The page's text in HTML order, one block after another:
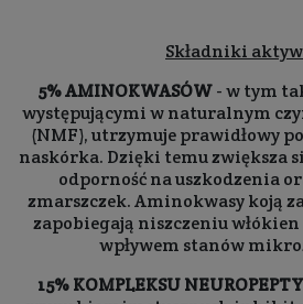
Składniki
5% AMINOKWASÓW- w tym
występującymi w naturalnym
(NMF), utrzymuje prawidłowy
naskórka. Dzięki temu zwiększa
odporność na uszkodzenia
zmarszczek. Aminokwasy koją
zapobiegają niszczeniu
wpływem stanów
15% KOMPLEKSU